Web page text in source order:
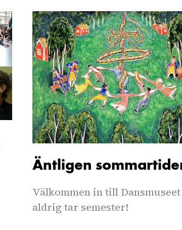
Äntligen
Välkommen in till
aldrig tar semester!